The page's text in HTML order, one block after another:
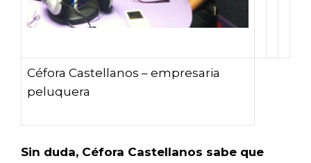
Céfora Castellanos – empresaria
peluquera
Sin duda, Céfora Castellanos sabe que